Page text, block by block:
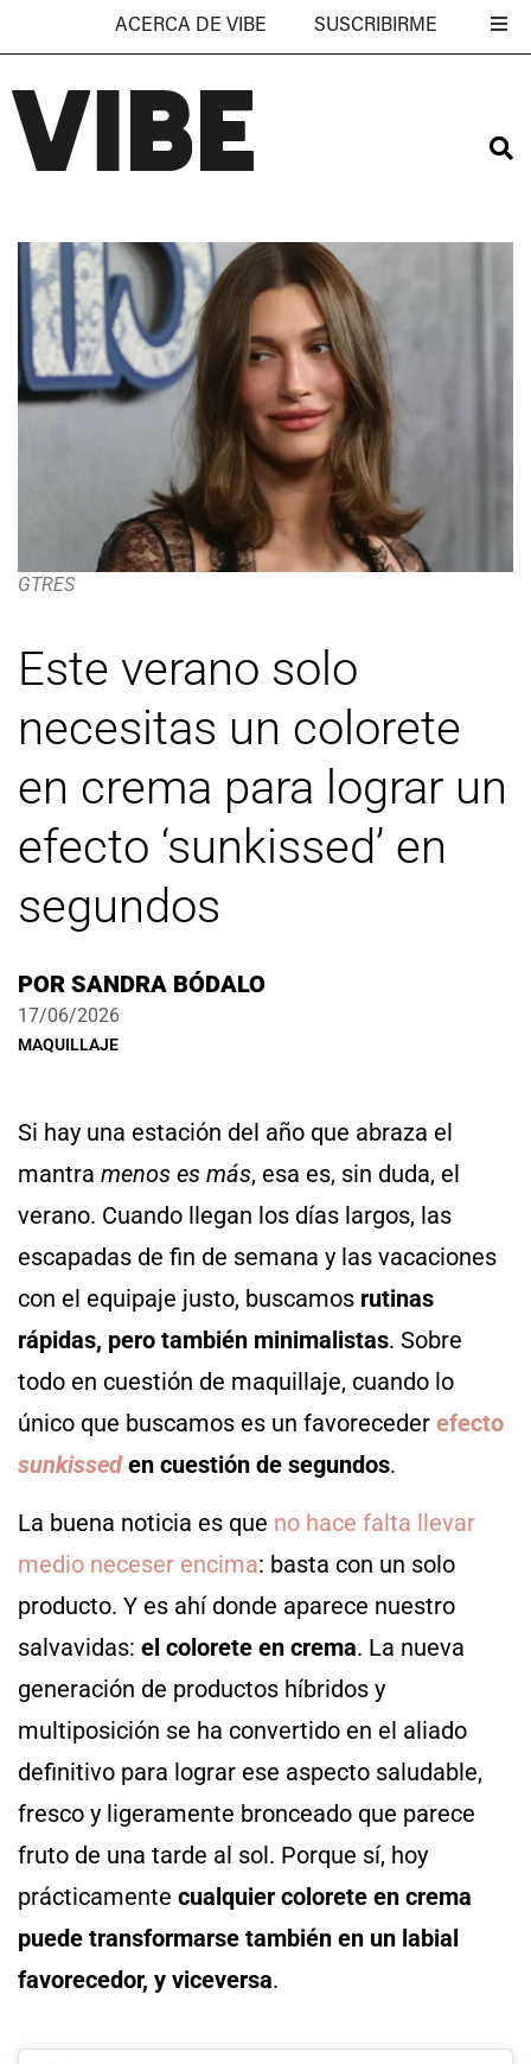
ACERCA DE VIBE SUSCRIBIRME
GTRES
Este verano solo
necesitas un colorete
en crema para lograr un
efecto ‘sunkissed’ en
segundos
POR SANDRA BÓDALO
17/06/2026
MAQUILLAJE
Si hay una estación del año que abraza el
mantra menos es más, esa es, sin duda, el
verano. Cuando llegan los días largos, las
escapadas de fin de semana y las vacaciones
con el equipaje justo, buscamos rutinas
rápidas, pero también minimalistas. Sobre
todo en cuestión de maquillaje, cuando lo
único que buscamos es un favoreceder efecto
sunkissed en cuestión de segundos.
La buena noticia es que no hace falta llevar
medio neceser encima: basta con un solo
producto. Y es ahí donde aparece nuestro
salvavidas: el colorete en crema. La nueva
generación de productos híbridos y
multiposición se ha convertido en el aliado
definitivo para lograr ese aspecto saludable,
fresco y ligeramente bronceado que parece
fruto de una tarde al sol. Porque sí, hoy
prácticamente cualquier colorete en crema
puede transformarse también en un labial
favorecedor, y viceversa.